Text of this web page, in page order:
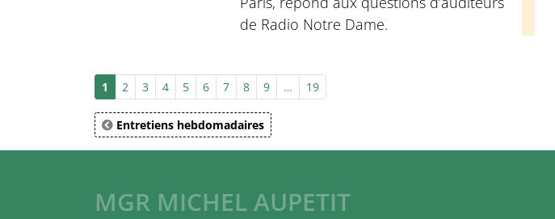
de Radio Notre Dame.
1 2 3 4 5 6 7 8 9 … 19
Entretiens hebdomadaires
MGR MICHEL AUPETIT